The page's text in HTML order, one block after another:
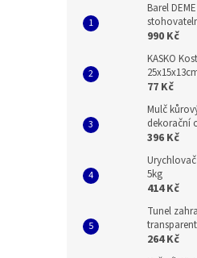
Barel
990 Kč
KASKO
77 Kč
Mulč
dekorační
396 Kč
5kg
414 Kč
Tunel
264 Kč